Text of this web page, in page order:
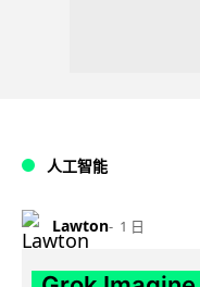
人工智能
Lawton 1 日